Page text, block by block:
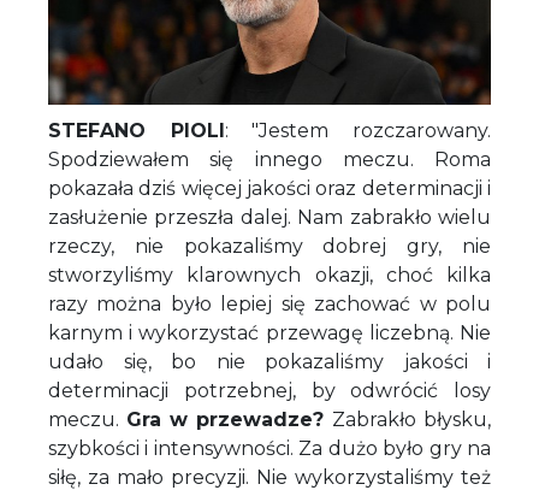
STEFANO PIOLI: "Jestem rozczarowany.
Spodziewałem się innego meczu. Roma
pokazała dziś więcej jakości oraz determinacji i
zasłużenie przeszła dalej. Nam zabrakło wielu
rzeczy, nie pokazaliśmy dobrej gry, nie
stworzyliśmy klarownych okazji, choć kilka
razy można było lepiej się zachować w polu
karnym i wykorzystać przewagę liczebną. Nie
udało się, bo nie pokazaliśmy jakości i
determinacji potrzebnej, by odwrócić losy
meczu. Gra w przewadze? Zabrakło błysku,
szybkości i intensywności. Za dużo było gry na
siłę, za mało precyzji. Nie wykorzystaliśmy też